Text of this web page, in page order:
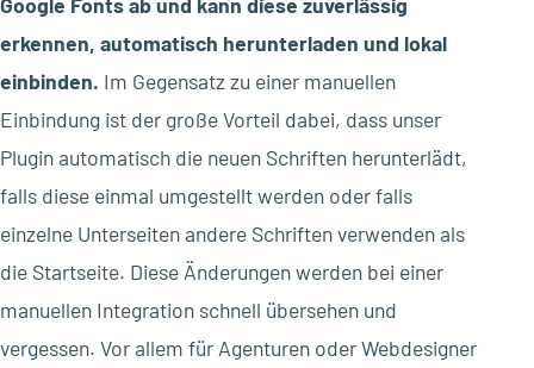
erkennen, automatisch herunterladen und lokal
einbinden. Im Gegensatz zu einer manuellen
Einbindung ist der große Vorteil dabei, dass unser
Plugin automatisch die neuen Schriften herunterlädt,
falls diese einmal umgestellt werden oder falls
einzelne Unterseiten andere Schriften verwenden als
die Startseite. Diese Änderungen werden bei einer
manuellen Integration schnell übersehen und
vergessen. Vor allem für Agenturen oder Webdesigner